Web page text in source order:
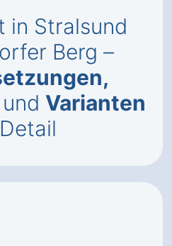
in Stralsund
Berg –
und Varianten